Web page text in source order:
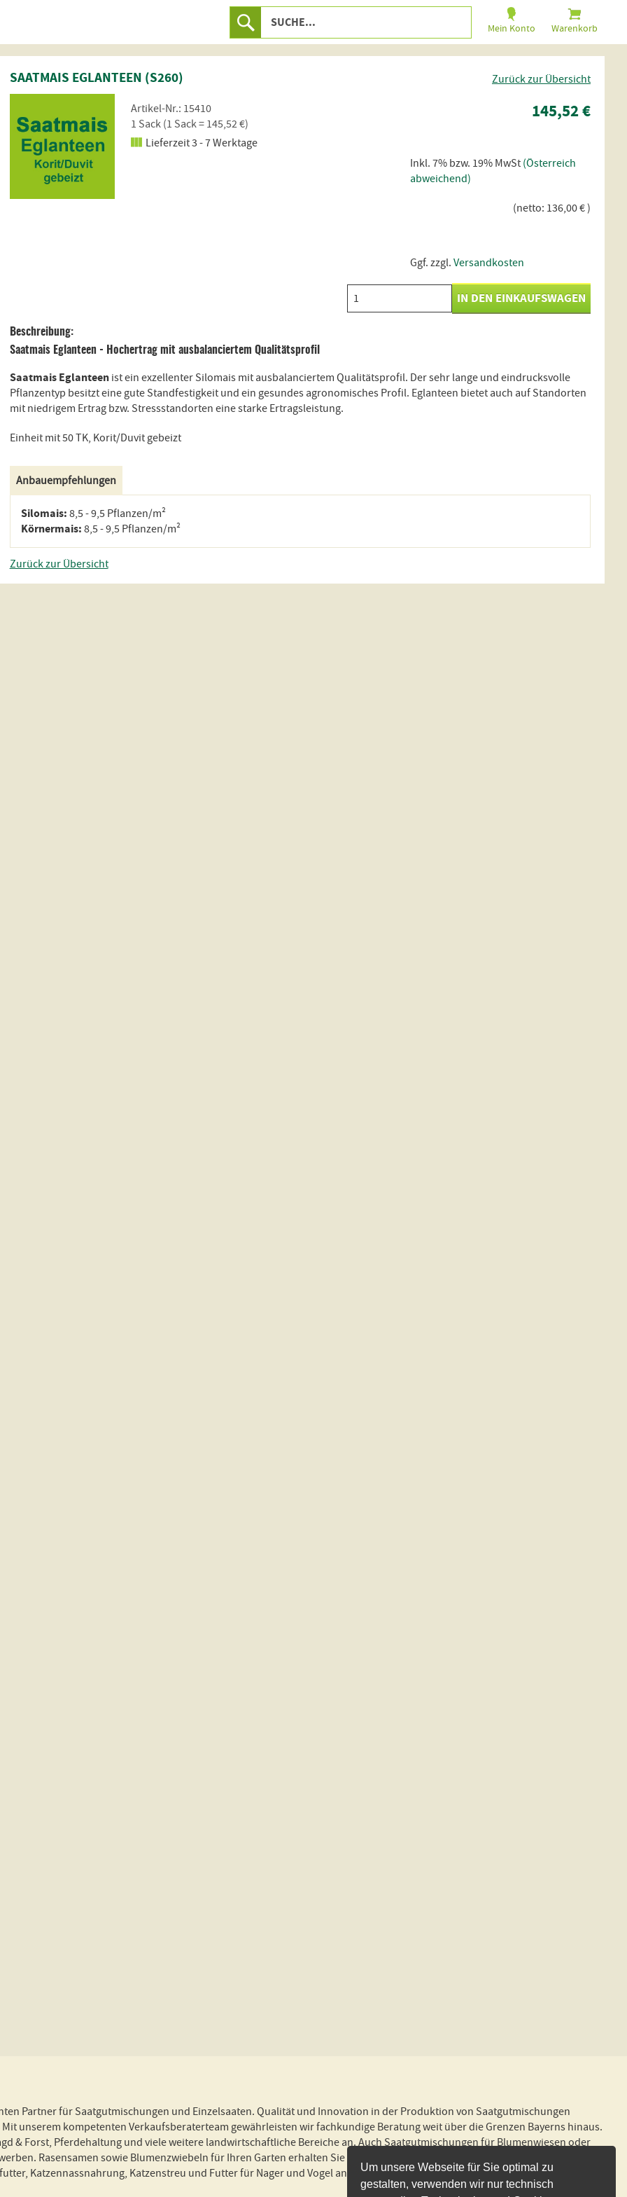
Um unsere Webseite für Sie optimal zu
gestalten, verwenden wir nur technisch
Mein Konto Warenkorb
Zurück zur Übersicht
SAATMAIS EGLANTEEN (S260)
Artikel-Nr.: 15410
1 Sack (1 Sack = 145,52 €)
Lieferzeit 3 - 7 Werktage
145,52 €
Inkl. 7% bzw. 19% MwSt (Österreich
abweichend)
(netto: 136,00 € )
Ggf. zzgl. Versandkosten
Beschreibung:
Saatmais Eglanteen - Hochertrag mit ausbalanciertem Qualitätsprofil
Saatmais Eglanteenist ein exzellenter Silomais mit ausbalanciertem Qualitätsprofil. Der sehr lange und eindrucksvolle
Pflanzentyp besitzt eine gute Standfestigkeit und ein gesundes agronomisches Profil. Eglanteen bietet auch auf Standorten
mit niedrigem Ertrag bzw. Stressstandorten eine starke Ertragsleistung.
Einheit mit 50 TK, Korit/Duvit gebeizt
Anbauempfehlungen
Silomais: 8,5 - 9,5 Pflanzen/m²
Körnermais: 8,5 - 9,5 Pflanzen/m²
Zurück zur Übersicht
Partner für Saatgutmischungen und Einzelsaaten. Qualität und Innovation in der Produktion von Saatgutmischungen
unserem kompetenten Verkaufsberaterteam gewährleisten wir fachkundige Beratung weit über die Grenzen Bayerns hinaus.
& Forst, Pferdehaltung und viele weitere landwirtschaftliche Bereiche an. Auch Saatgutmischungen für Blumenwiesen oder
Rasensamen sowie Blumenzwiebeln für Ihren Garten erhalten Sie ebenfalls bequem bei uns. Für Haustiere bieten wir
Katzennassnahrung, Katzenstreu und Futter für Nager und Vogel an! Wir liefern schnell und zuverlässig und in gewohnter